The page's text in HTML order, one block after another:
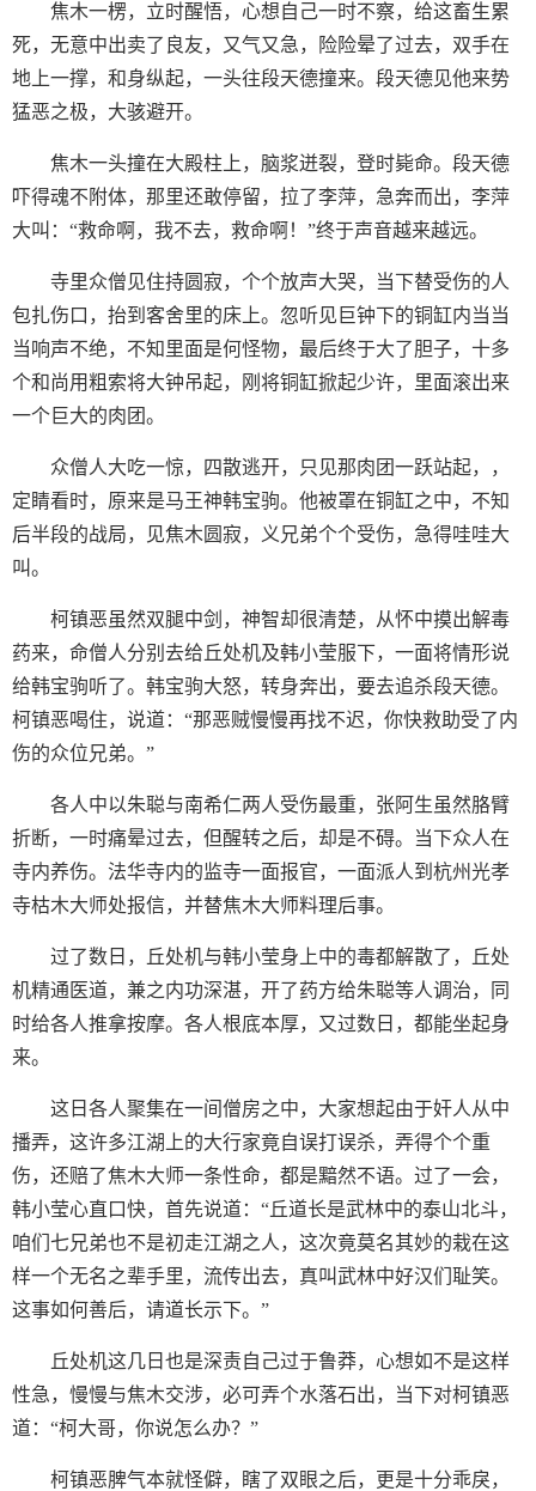
焦木一楞，立时醒悟，心想自己一时不察，给这畜生累
死，无意中出卖了良友，又气又急，险险晕了过去，双手在
地上一撑，和身纵起，一头往段天德撞来。段天德见他来势
猛恶之极，大骇避开。
焦木一头撞在大殿柱上，脑浆迸裂，登时毙命。段天德
吓得魂不附体，那里还敢停留，拉了李萍，急奔而出，李萍
大叫：“救命啊，我不去，救命啊！”终于声音越来越远。
寺里众僧见住持圆寂，个个放声大哭，当下替受伤的人
包扎伤口，抬到客舍里的床上。忽听见巨钟下的铜缸内当当
当响声不绝，不知里面是何怪物，最后终于大了胆子，十多
个和尚用粗索将大钟吊起，刚将铜缸掀起少许，里面滚出来
一个巨大的肉团。
众僧人大吃一惊，四散逃开，只见那肉团一跃站起，，
定睛看时，原来是马王神韩宝驹。他被罩在铜缸之中，不知
后半段的战局，见焦木圆寂，义兄弟个个受伤，急得哇哇大
叫。
柯镇恶虽然双腿中剑，神智却很清楚，从怀中摸出解毒
药来，命僧人分别去给丘处机及韩小莹服下，一面将情形说
给韩宝驹听了。韩宝驹大怒，转身奔出，要去追杀段天德。
柯镇恶喝住，说道：“那恶贼慢慢再找不迟，你快救助受了内
伤的众位兄弟。”
各人中以朱聪与南希仁两人受伤最重，张阿生虽然胳臂
折断，一时痛晕过去，但醒转之后，却是不碍。当下众人在
寺内养伤。法华寺内的监寺一面报官，一面派人到杭州光孝
寺枯木大师处报信，并替焦木大师料理后事。
过了数日，丘处机与韩小莹身上中的毒都解散了，丘处
机精通医道，兼之内功深湛，开了药方给朱聪等人调治，同
时给各人推拿按摩。各人根底本厚，又过数日，都能坐起身
来。
这日各人聚集在一间僧房之中，大家想起由于奸人从中
播弄，这许多江湖上的大行家竟自误打误杀，弄得个个重
伤，还赔了焦木大师一条性命，都是黯然不语。过了一会，
韩小莹心直口快，首先说道：“丘道长是武林中的泰山北斗，
咱们七兄弟也不是初走江湖之人，这次竟莫名其妙的栽在这
样一个无名之辈手里，流传出去，真叫武林中好汉们耻笑。
这事如何善后，请道长示下。”
丘处机这几日也是深责自己过于鲁莽，心想如不是这样
性急，慢慢与焦木交涉，必可弄个水落石出，当下对柯镇恶
道：“柯大哥，你说怎么办？”
柯镇恶脾气本就怪僻，瞎了双眼之后，更是十分乖戾，